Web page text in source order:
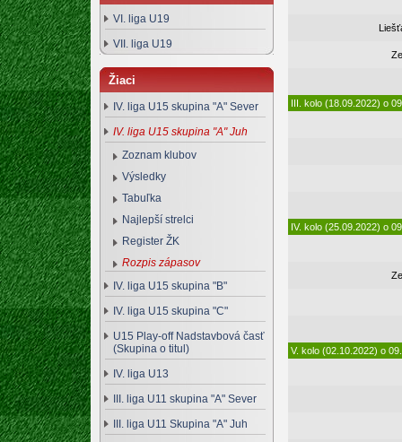
VI. liga U19
VII. liga U19
Žiaci
IV. liga U15 skupina "A" Sever
IV. liga U15 skupina "A" Juh
Zoznam klubov
Výsledky
Tabuľka
Najlepší strelci
Register ŽK
Rozpis zápasov
IV. liga U15 skupina "B"
IV. liga U15 skupina "C"
U15 Play-off Nadstavbová časť
(Skupina o titul)
IV. liga U13
III. liga U11 skupina "A" Sever
III. liga U11 Skupina "A" Juh
III. kolo (18.09.2022) o
IV. kolo (25.09.2022) o
V. kolo (02.10.2022) o